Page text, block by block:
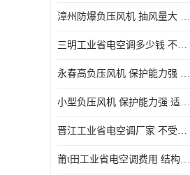
漳州防爆负压风机 抽风量大 通风降温效果好
三明工业省电空调多少钱 不受管长限制 保持空气湿润
永春高负压风机 保护能力强 体积大 风道大
小型负压风机 保护能力强 适用面积广
晋江工业省电空调厂家 不受管长限制 节省占用空间
莆t田工业省电空调费用 结构紧凑 美观 能耗低 噪音小